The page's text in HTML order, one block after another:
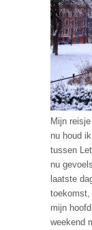
Mijn
nu houd
tussen
nu
laatste
toekomst,
mijn
weekend